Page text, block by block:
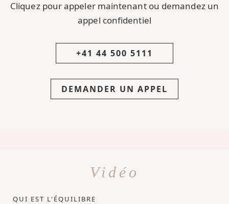
Cliquez pour appeler maintenant ou demandez un
appel confidentiel
+41 44 500 5111
DEMANDER UN APPEL
Vidéo
QUI EST L'ÉQUILIBRE